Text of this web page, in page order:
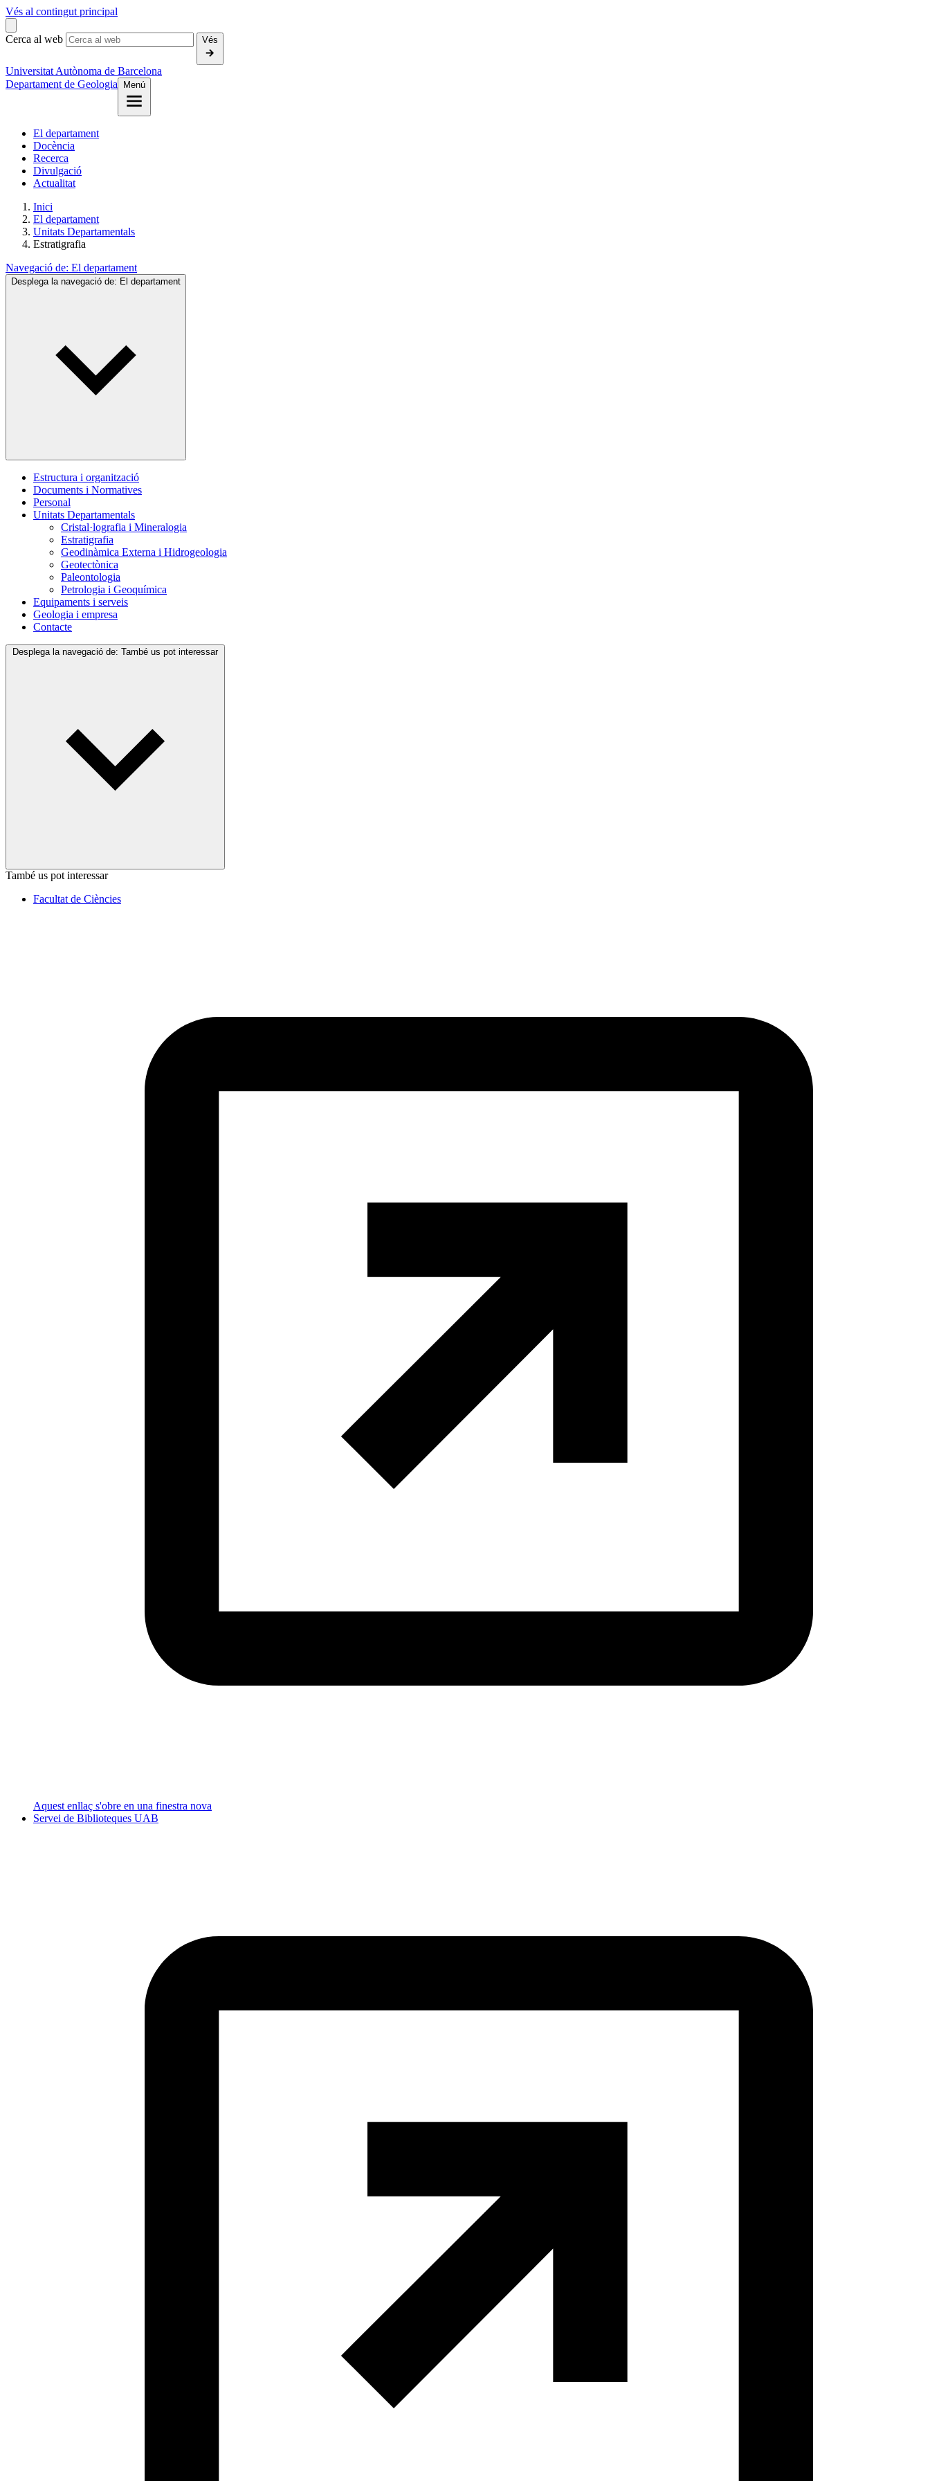
Vés al contingut principal
Cerca al web Vés
Universitat Autònoma de Barcelona
Departament de Geologia
Menú
El departament
Docència
Recerca
Divulgació
Actualitat
Inici
El departament
Unitats Departamentals
Estratigrafia
Navegació de: El departament
Desplega la navegació de: El departament
Estructura i organització
Documents i Normatives
Personal
Unitats Departamentals
Cristal·lografia i Mineralogia
Estratigrafia
Geodinàmica Externa i Hidrogeologia
Geotectònica
Paleontologia
Petrologia i Geoquímica
Equipaments i serveis
Geologia i empresa
Contacte
Desplega la navegació de: També us pot interessar
També us pot interessar
Facultat de Ciències
Aquest enllaç s'obre en una finestra nova
Servei de Biblioteques UAB